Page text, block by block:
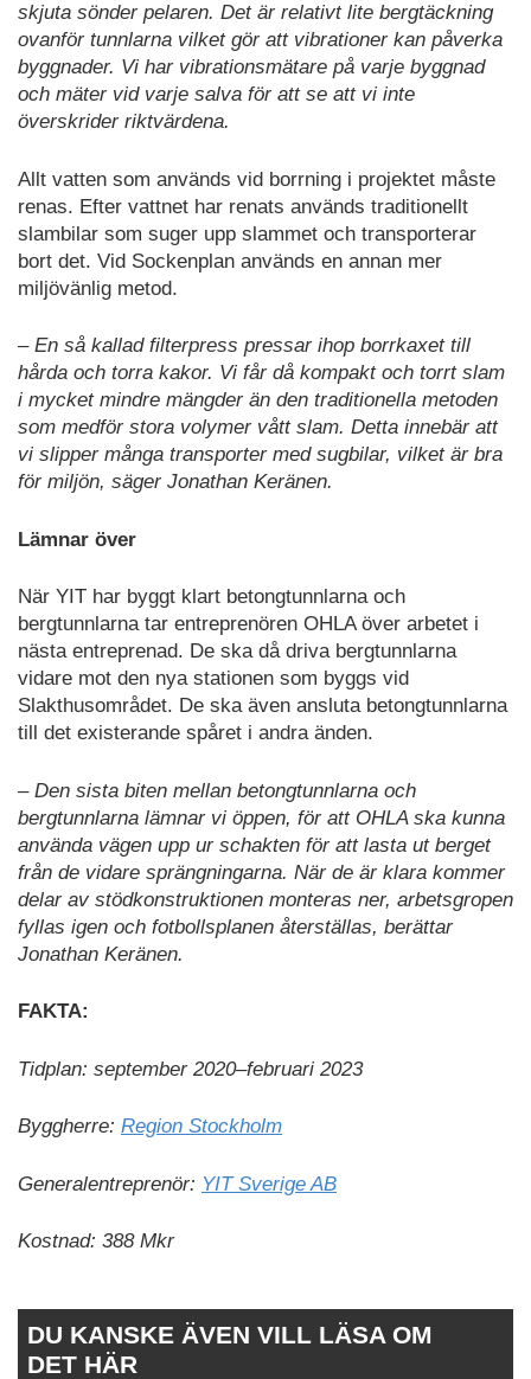
skjuta sönder pelaren. Det är relativt lite bergtäckning
ovanför tunnlarna vilket gör att vibrationer kan påverka
byggnader. Vi har vibrationsmätare på varje byggnad
och mäter vid varje salva för att se att vi inte
överskrider riktvärdena.
Allt vatten som används vid borrning i projektet måste
renas. Efter vattnet har renats används traditionellt
slambilar som suger upp slammet och transporterar
bort det. Vid Sockenplan används en annan mer
miljövänlig metod.
– En så kallad filterpress pressar ihop borrkaxet till
hårda och torra kakor. Vi får då kompakt och torrt slam
i mycket mindre mängder än den traditionella metoden
som medför stora volymer vått slam. Detta innebär att
vi slipper många transporter med sugbilar, vilket är bra
för miljön, säger Jonathan Keränen.
Lämnar över
När YIT har byggt klart betongtunnlarna och
bergtunnlarna tar entreprenören OHLA över arbetet i
nästa entreprenad. De ska då driva bergtunnlarna
vidare mot den nya stationen som byggs vid
Slakthusområdet. De ska även ansluta betongtunnlarna
till det existerande spåret i andra änden.
– Den sista biten mellan betongtunnlarna och
bergtunnlarna lämnar vi öppen, för att OHLA ska kunna
använda vägen upp ur schakten för att lasta ut berget
från de vidare sprängningarna. När de är klara kommer
delar av stödkonstruktionen monteras ner, arbetsgropen
fyllas igen och fotbollsplanen återställas, berättar
Jonathan Keränen.
FAKTA:
Tidplan: september 2020–februari 2023
Byggherre: Region Stockholm
Generalentreprenör: YIT Sverige AB
Kostnad: 388 Mkr
DU KANSKE ÄVEN VILL LÄSA OM
DET HÄR